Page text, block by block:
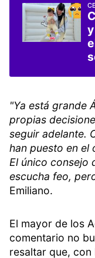
"Ya está grande
propias
seguir adelante.
han puesto en el
El único consejo
escucha feo,
Emiliano.
El mayor de los
comentario no
resaltar que,